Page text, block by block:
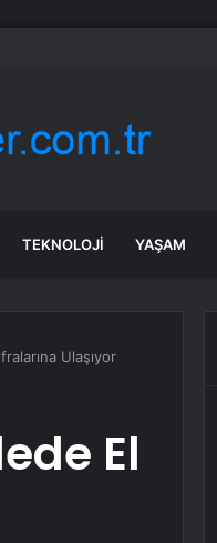
devreye girdi
TEKNOLOJI YAŞAM
Ulaşıyor
El